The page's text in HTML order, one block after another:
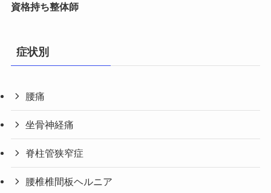
資格持ち整体師
症状別
腰痛
坐骨神経痛
脊柱管狭窄症
腰椎椎間板ヘルニア